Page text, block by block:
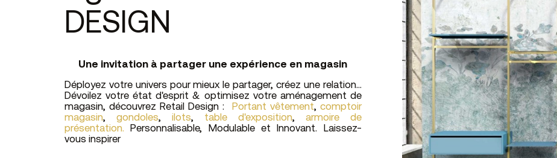
DESIGN
Une invitation à partager une expérience en magasin
Déployez votre univers pour mieux le partager, créez une relation...
Dévoilez votre état d'esprit & optimisez votre aménagement de
magasin, découvrez Retail Design :
Portant vêtement, comptoir
magasin, gondoles, ilots, table d'exposition, armoire de
présentation. Personnalisable, Modulable et Innovant. Laissez-
vous inspirer